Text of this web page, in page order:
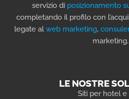
servizio di posizionamento
completando il profilo con
legate alweb marketing,
marketing.
LE NOSTRE
Siti per hotel e